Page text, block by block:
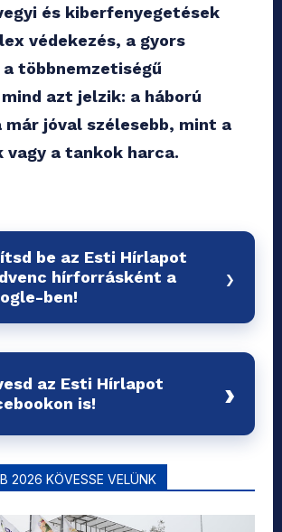
és kiberfenyegetések
védekezés, a gyors
többnemzetiségű
azt jelzik: a háború
már jóval szélesebb, mint a
vagy a tankok harca.
be az Esti Hírlapot
hírforrásként a
ben!
›
az Esti Hírlapot
is!
›
2026 KÖVESSE VELÜNK